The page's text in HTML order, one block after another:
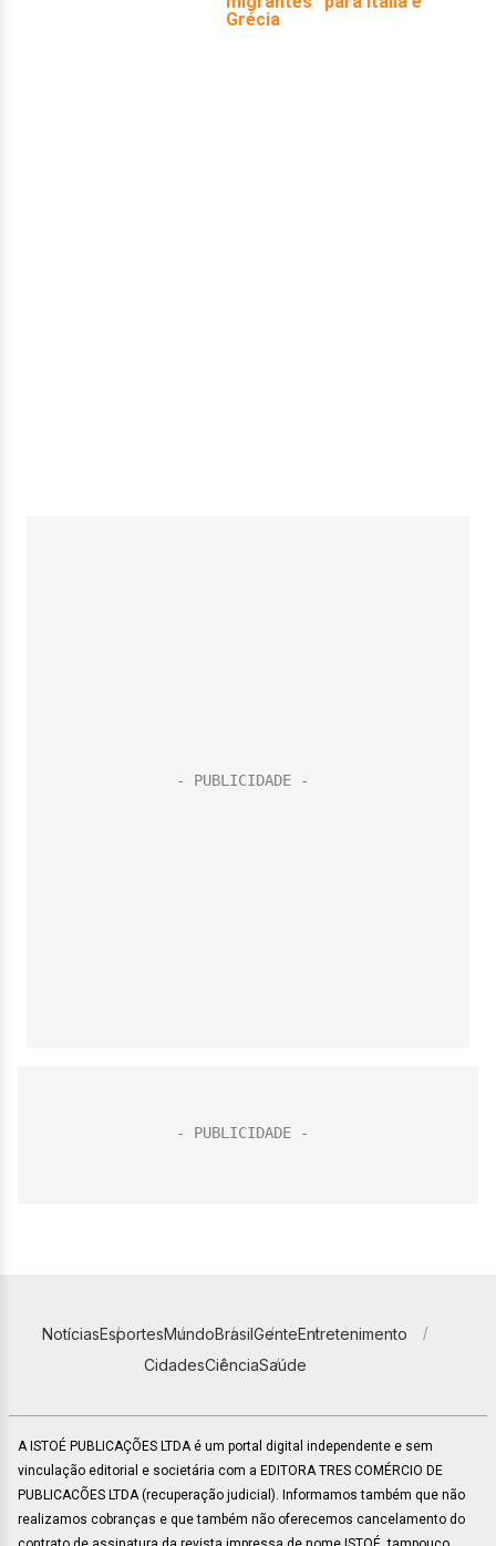
NotíciasEsportesMundoBrasilGenteEntretenimento
CidadesCiênciaSaúde
A ISTOÉ PUBLICAÇÕES LTDA é um portal digital independente e sem
vinculação editorial e societária com a EDITORA TRES COMÉRCIO DE
PUBLICACÕES LTDA (recuperação judicial). Informamos também que não
realizamos cobranças e que também não oferecemos cancelamento do